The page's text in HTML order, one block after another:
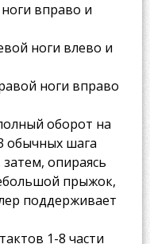
вправо и
ноги влево и
ноги вправо
оборот на
обычных шага
опираясь
прыжок,
поддерживает
1-8 части